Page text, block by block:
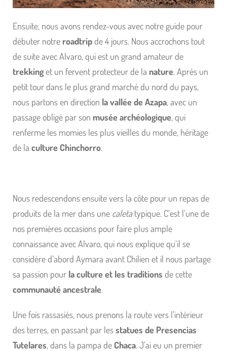
Ensuite, nous avons rendez-vous avec notre guide pour
débuter notre roadtripde 4 jours. Nous accrochons tout
de suite avec Alvaro, qui est un grand amateur de
trekkinget un fervent protecteur de la nature. Après un
petit tour dans le plus grand marché du nord du pays,
nous partons en direction la vallée de Azapa, avec un
passage obligé par son musée archéologique, qui
renferme les momies les plus vieilles du monde, héritage
de la culture Chinchorro.
Nous redescendons ensuite vers la côte pour un repas de
produits de la mer dans une caletatypique. C’est l’une de
nos premières occasions pour faire plus ample
connaissance avec Alvaro, qui nous explique qu’il se
considère d’abord Aymara avant Chilien et il nous partage
sa passion pour la culture et les traditions de cette
communauté ancestrale.
Une fois rassasiés, nous prenons la route vers l’intérieur
des terres, en passant par lesstatues de Presencias
Tutelares, dans la pampa de Chaca. J’ai eu un premier